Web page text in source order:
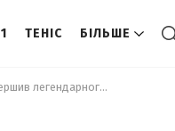
ТЕНІС БІЛЬШЕ
У Мессі відібрали рекорд: аргентинець ледь не перевершив легендарного Марадону